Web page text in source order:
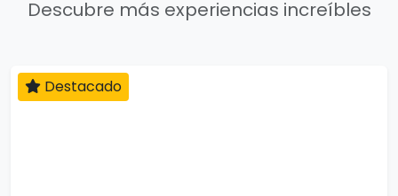
Descubre más experiencias increíbles
Destacado